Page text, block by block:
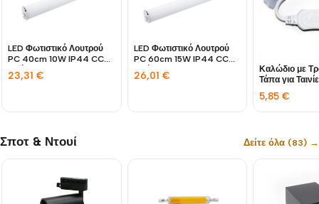
LED Φωτιστικό Λουτρού
PC 40cm 10W IP44 CCT
Χρώμιο
23,31 €
LED Φωτιστικό Λουτρού
PC 60cm 15W IP44 CCT
Χρώμιο
26,01 €
Καλώδιο με
Τάπα για
10W-15W IP65
5,85€
Σποτ & Ντουί Δείτε όλα (83) →